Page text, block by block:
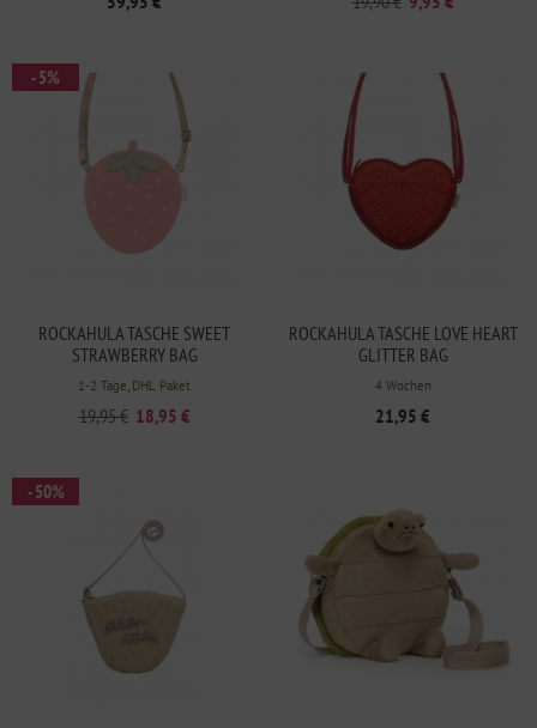
ROCKAHULA TASCHE SWEET
STRAWBERRY BAG
1-2 Tage, DHL Paket
19,95 € 18,95 €
- 5%
ROCKAHULA TASCHE LOVE HEART
GLITTER BAG
4 Wochen
21,95 €
- 50%